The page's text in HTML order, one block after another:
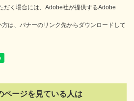
だく場合には、Adobe社が提供するAdobe
は、バナーのリンク先からダウンロードして
ページを見ている人は